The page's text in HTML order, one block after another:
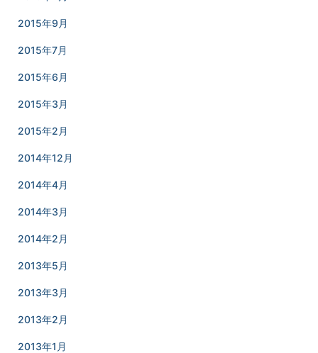
2015年9月
2015年7月
2015年6月
2015年3月
2015年2月
2014年12月
2014年4月
2014年3月
2014年2月
2013年5月
2013年3月
2013年2月
2013年1月